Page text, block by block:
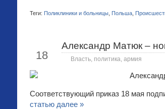
Теги: Поликлиники и больницы Польша
18
Александр Матюк –
Власть, политика, армия
Соответствующий приказ 18 мая
статью далее »